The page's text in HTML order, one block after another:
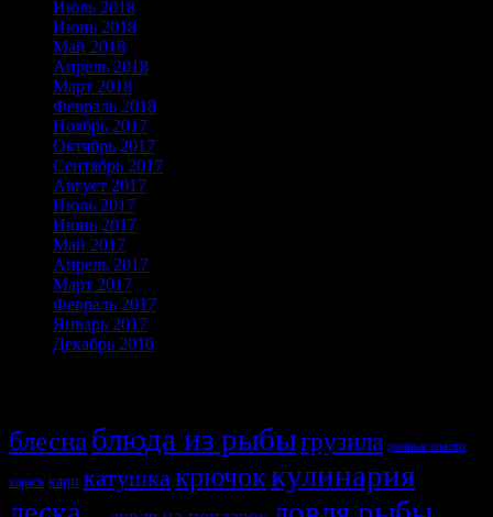
Июль 2018
Июнь 2018
Май 2018
Апрель 2018
Март 2018
Февраль 2018
Ноябрь 2017
Октябрь 2017
Сентябрь 2017
Август 2017
Июль 2017
Июнь 2017
Май 2017
Апрель 2017
Март 2017
Февраль 2017
Январь 2017
Декабрь 2016
блесна блюда из рыбыгрузила донные снасти
карась карп катушка крючоккулинария